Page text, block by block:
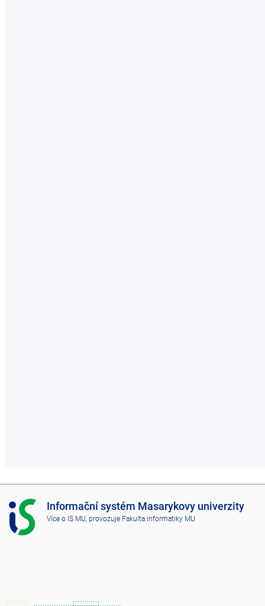
I
S
M
Informační systém Masarykovy univerzity
Více o IS MU , provozuje Fakulta informatiky MU